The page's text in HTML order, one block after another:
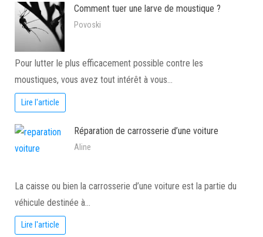
Comment tuer une larve de moustique ?
Povoski
Pour lutter le plus efficacement possible contre les
moustiques, vous avez tout intérêt à vous…
Lire l'article
Réparation de carrosserie d’une voiture
Aline
La caisse ou bien la carrosserie d’une voiture est la partie du
véhicule destinée à…
Lire l'article